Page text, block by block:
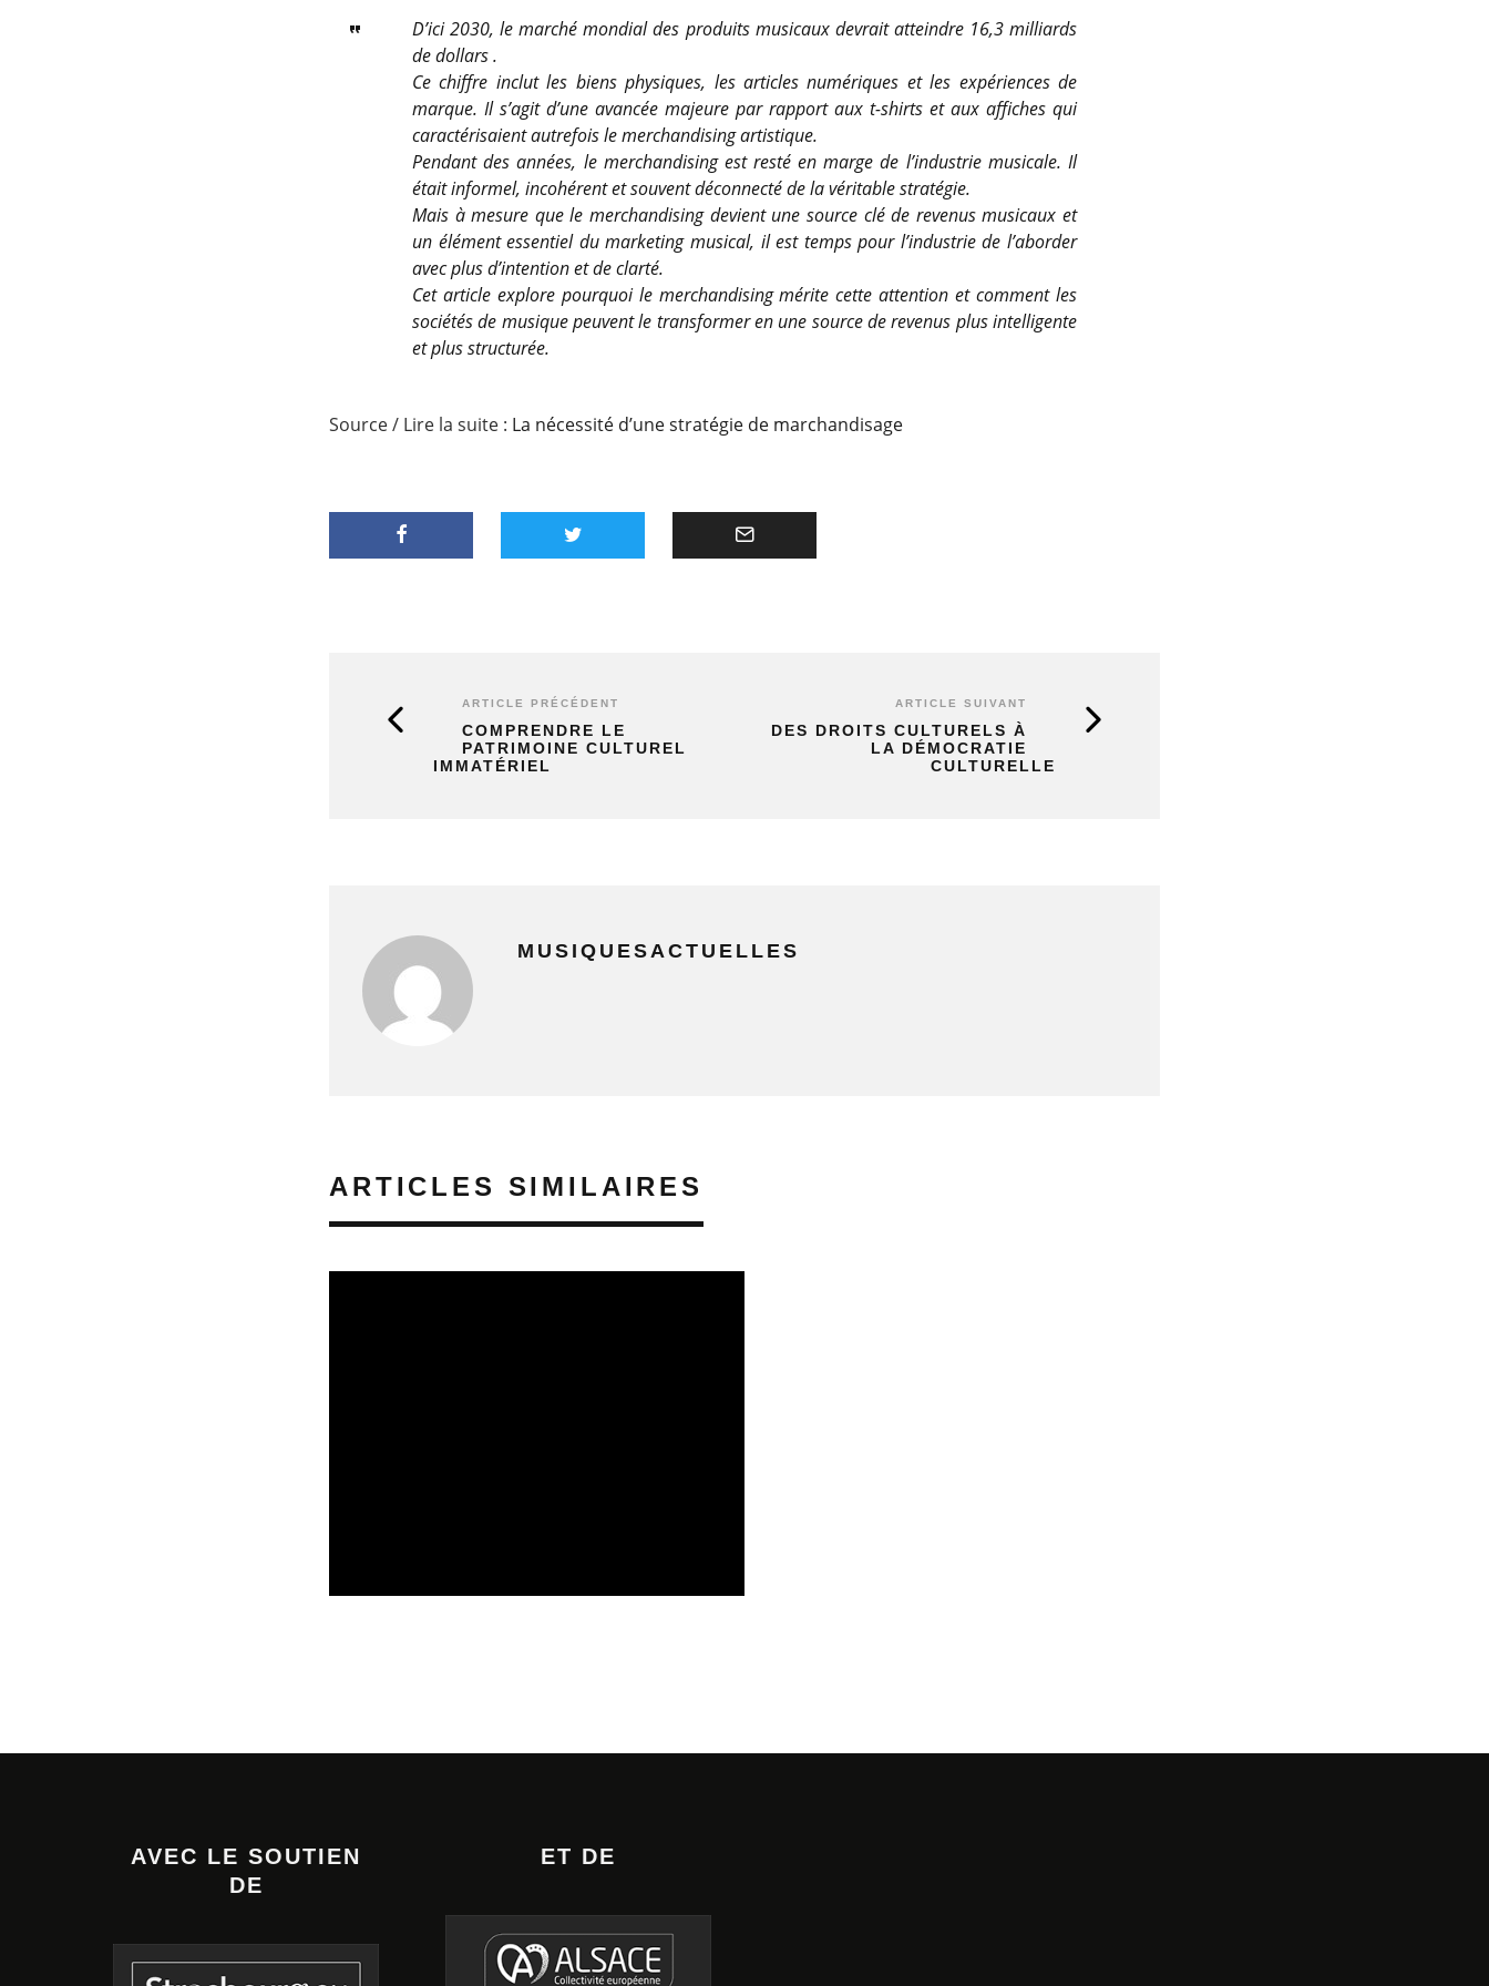
D’ici 2030, le marché mondial des produits musicaux devrait atteindre 16,3 milliards
de dollars .
Ce chiffre inclut les biens physiques, les articles numériques et les expériences de
marque. Il s’agit d’une avancée majeure par rapport aux t-shirts et aux affiches qui
caractérisaient autrefois le merchandising artistique.
Pendant des années, le merchandising est resté en marge de l’industrie musicale. Il
était informel, incohérent et souvent déconnecté de la véritable stratégie.
Mais à mesure que le merchandising devient une source clé de revenus musicaux et
un élément essentiel du marketing musical, il est temps pour l’industrie de l’aborder
avec plus d’intention et de clarté.
Cet article explore pourquoi le merchandising mérite cette attention et comment les
sociétés de musique peuvent le transformer en une source de revenus plus intelligente
et plus structurée.
Source / Lire la suite : La nécessité d’une stratégie de marchandisage
ARTICLE PRÉCÉDENT
COMPRENDRE LE
PATRIMOINE CULTUREL
IMMATÉRIEL
ARTICLE SUIVANT
DES DROITS CULTURELS À
LA DÉMOCRATIE
CULTURELLE
MUSIQUESACTUELLES
ARTICLES SIMILAIRES
AVEC LE SOUTIEN
DE
ET DE